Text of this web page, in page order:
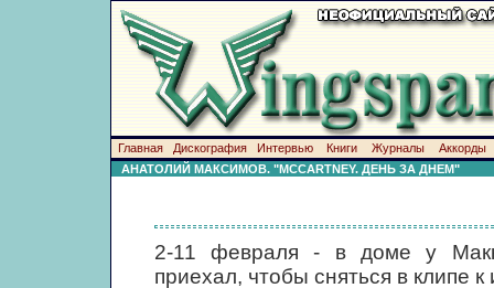
Главная Дискография Интервью Книги Журналы
Аккорды
АНАТОЛИЙ МАКСИМОВ. "MCCARTNEY. ДЕНЬ ЗА ДНЕМ"
2-11 февраля - в доме у
приехал, чтобы сняться в клипе